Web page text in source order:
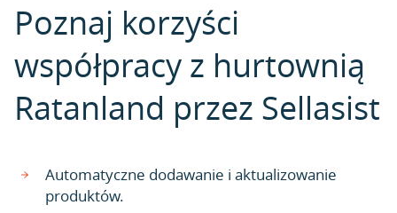
Poznaj korzyści
współpracy z hurtownią
Ratanland przez Sellasist
Automatyczne dodawanie i aktualizowanie
produktów.